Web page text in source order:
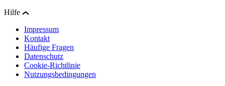
Hilfe
Impressum
Kontakt
Häufige Fragen
Datenschutz
Cookie-Richtlinie
Nutzungsbedingungen